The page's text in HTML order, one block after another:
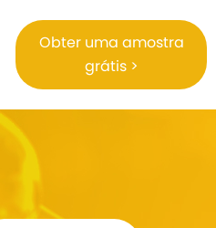
Obter uma amostra
grátis >